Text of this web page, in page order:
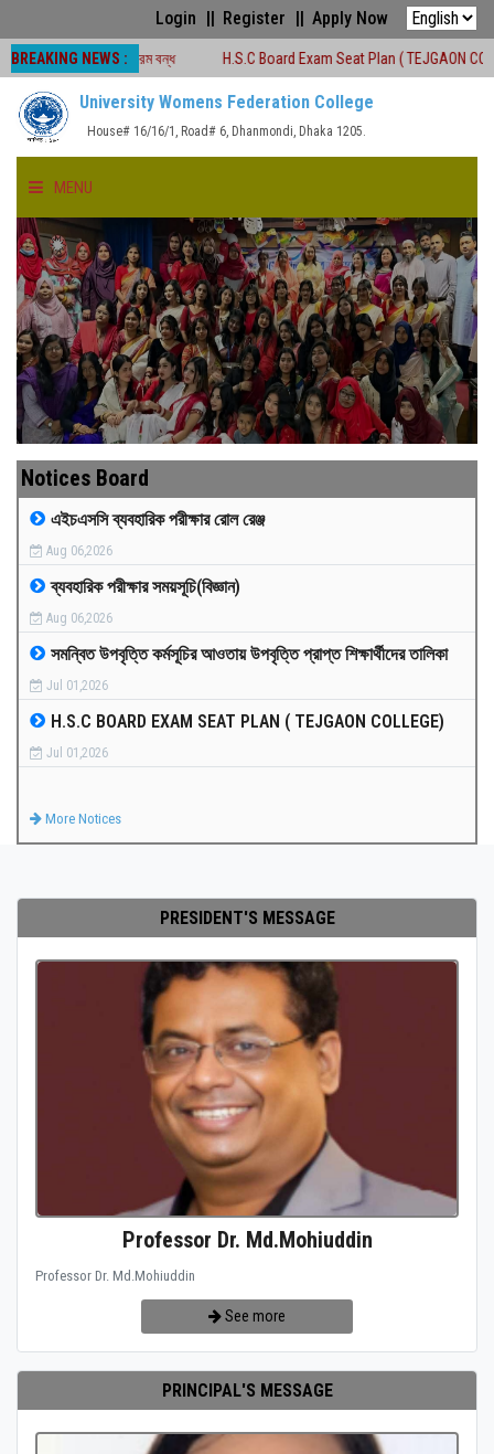
Login Register Apply Now
BREAKING NEWS :
বন্ধ H.S.C Board Exam Seat Plan ( TEJGAON COLLEGE)
University Womens Federation College
House# 16/16/1, Road# 6, Dhanmondi, Dhaka 1205.
MENU
HOME
ABOUT US
FACULTIES
ACADEMICS
GALLERY
MEDIA
PAYMENT
CO-CURRICULUM
RESULTS
Notices Board
এইচএসসি ব্যবহারিক পরীক্ষার রোল রেঞ্জ
Aug 06,2026
ব্যবহারিক পরীক্ষার সময়সূচি(বিজ্ঞান)
Aug 06,2026
সমন্বিত উপবৃত্তি কর্মসূচির আওতায় উপবৃত্তি প্রাপ্ত শিক্ষার্থীদের তালিকা
Jul 01,2026
H.S.C BOARD EXAM SEAT PLAN ( TEJGAON COLLEGE)
Jul 01,2026
More Notices
PRESIDENT'S MESSAGE
Professor Dr. Md.Mohiuddin
Professor Dr. Md.Mohiuddin
See more
PRINCIPAL'S MESSAGE